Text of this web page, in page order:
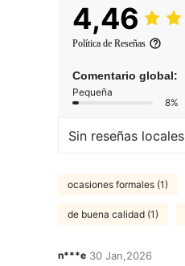
4,46
Política de Reseñas
Comentario global:
Pequeña
8%
Sin reseñas locales
ocasiones formales (1)
de buena calidad (1)
n***e 30 Jan,2026